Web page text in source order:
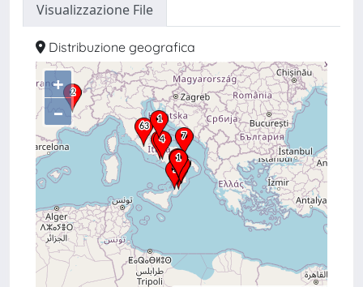
Visualizzazione File
Distribuzione geografica
+
–